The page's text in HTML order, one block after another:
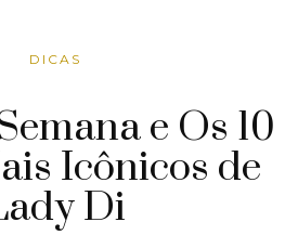
DICAS
e Os 10
Icônicos de
Di